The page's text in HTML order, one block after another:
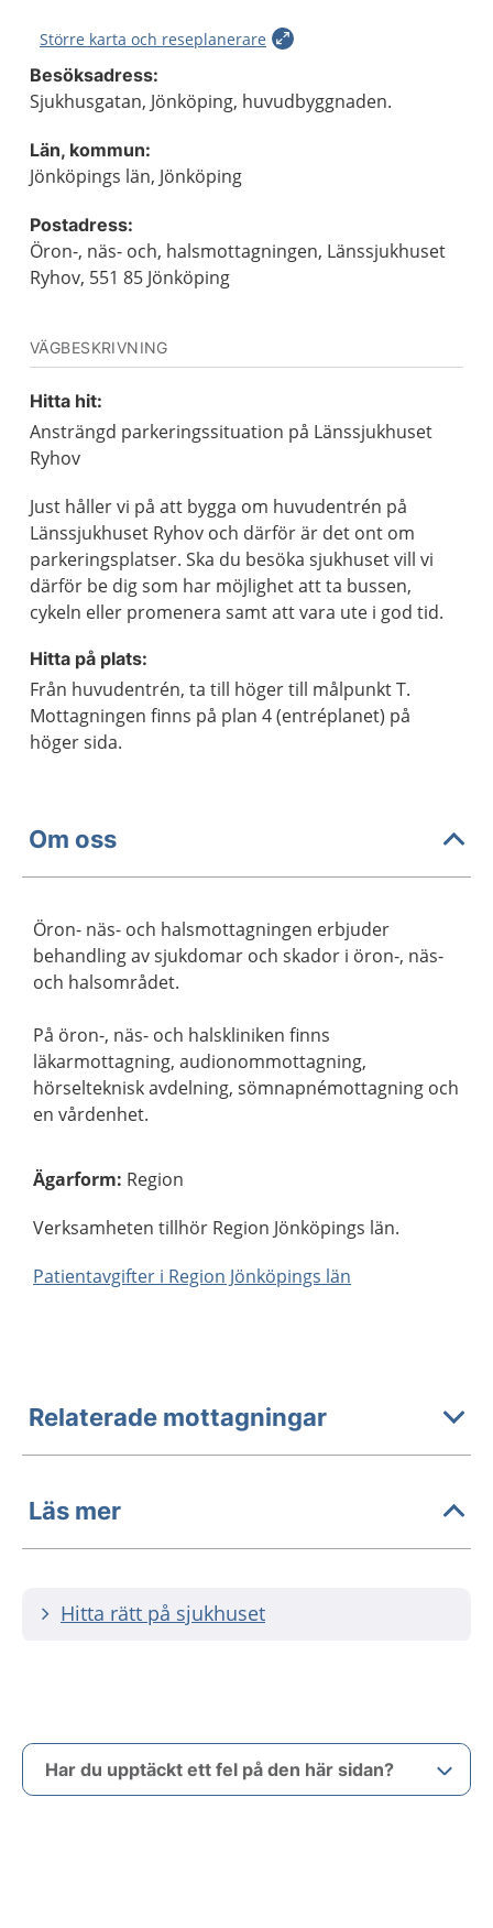
Större karta och reseplanerare
Besöksadress:
Sjukhusgatan, Jönköping, huvudbyggnaden.
Län, kommun:
Jönköpings län, Jönköping
Postadress:
Öron-, näs- och, halsmottagningen, Länssjukhuset
Ryhov, 551 85 Jönköping
VÄGBESKRIVNING
Hitta hit:
Ansträngd parkeringssituation på Länssjukhuset
Ryhov
Just håller vi på att bygga om huvudentrén på
Länssjukhuset Ryhov och därför är det ont om
parkeringsplatser. Ska du besöka sjukhuset vill vi
därför be dig som har möjlighet att ta bussen,
cykeln eller promenera samt att vara ute i god tid.
Hitta på plats:
Från huvudentrén, ta till höger till målpunkt T.
Mottagningen finns på plan 4 (entréplanet) på
höger sida.
Om oss
Öron- näs- och halsmottagningen erbjuder
behandling av sjukdomar och skador i öron-, näs-
och halsområdet.
På öron-, näs- och halskliniken finns
läkarmottagning, audionommottagning,
hörselteknisk avdelning, sömnapnémottagning och
en vårdenhet.
Ägarform: Region
Verksamheten tillhör Region Jönköpings län.
Patientavgifter i Region Jönköpings län
Relaterade mottagningar
Läs mer
Hitta rätt på sjukhuset
Har du upptäckt ett fel på den här sidan?